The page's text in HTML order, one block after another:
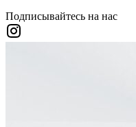
Подписывайтесь на нас